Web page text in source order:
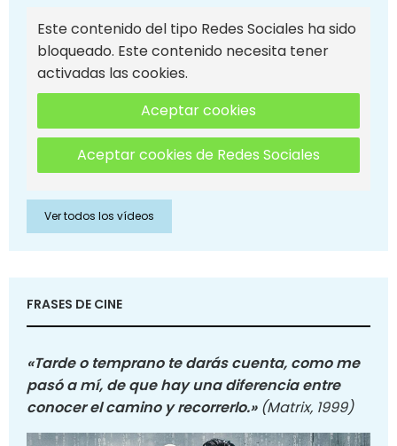
Este contenido del tipo Redes Sociales ha sido
bloqueado. Este contenido necesita tener
activadas las cookies.
Aceptar cookies
Aceptar cookies de Redes Sociales
Ver todos los vídeos
FRASES DE CINE
«Tarde o temprano te darás cuenta, como me
pasó a mí, de que hay una diferencia entre
conocer el camino y recorrerlo.» (Matrix, 1999)